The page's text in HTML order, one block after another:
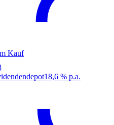
Kauf
18,6 % p.a.